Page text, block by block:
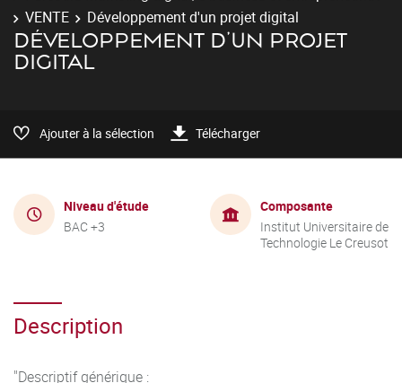
VENTE
Développement d'un projet digital
DÉVELOPPEMENT D'UN PROJET
DIGITAL
Ajouter à la sélection Télécharger
Niveau d'étude
BAC +3
Composante
Institut Universitaire de
Technologie Le Creusot
Description
"Descriptif générique :